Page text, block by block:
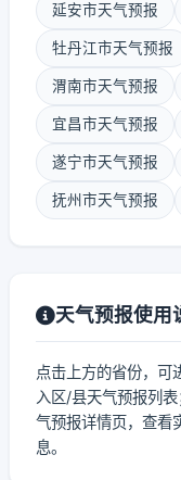
延安市天气预报
牡丹江市天气预报
渭南市天气预报
宜昌市天气预报
遂宁市天气预报
抚州市天气预报
天气预报使用
点击上方的省份，可
入区/县天气预报列
气预报详情页，查看
息。